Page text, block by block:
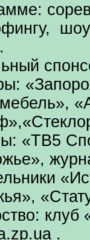
«TВ5
клуб
.